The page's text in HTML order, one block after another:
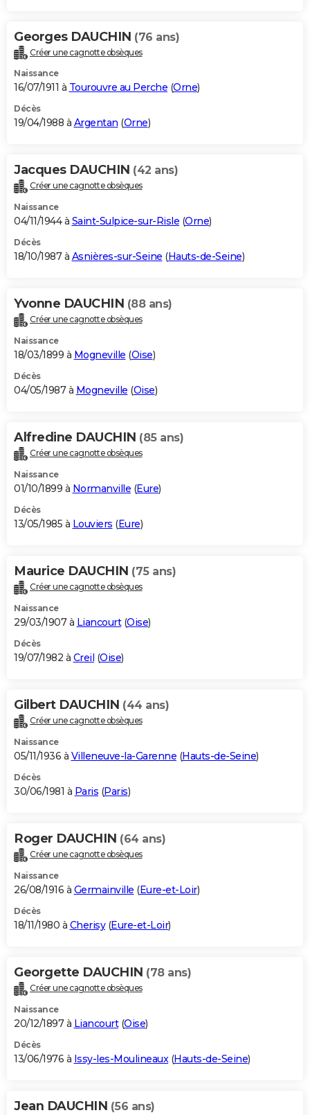
Georges DAUCHIN (76 ans)
Créer une cagnotte obsèques
Naissance
16/07/1911 à Tourouvre au Perche (Orne)
Décès
19/04/1988 à Argentan (Orne)
Jacques DAUCHIN (42 ans)
Créer une cagnotte obsèques
Naissance
04/11/1944 à Saint-Sulpice-sur-Risle (Orne)
Décès
18/10/1987 à Asnières-sur-Seine (Hauts-de-Seine)
Yvonne DAUCHIN (88 ans)
Créer une cagnotte obsèques
Naissance
18/03/1899 à Mogneville (Oise)
Décès
04/05/1987 à Mogneville (Oise)
Alfredine DAUCHIN (85 ans)
Créer une cagnotte obsèques
Naissance
01/10/1899 à Normanville (Eure)
Décès
13/05/1985 à Louviers (Eure)
Maurice DAUCHIN (75 ans)
Créer une cagnotte obsèques
Naissance
29/03/1907 à Liancourt(Oise)
Décès
19/07/1982 à Creil (Oise)
Gilbert DAUCHIN (44 ans)
Créer une cagnotte obsèques
Naissance
05/11/1936 à Villeneuve-la-Garenne (Hauts-de-Seine)
Décès
30/06/1981 à Paris (Paris)
Roger DAUCHIN (64 ans)
Créer une cagnotte obsèques
Naissance
26/08/1916 à Germainville (Eure-et-Loir)
Décès
18/11/1980 à Cherisy(Eure-et-Loir)
Georgette DAUCHIN (78 ans)
Créer une cagnotte obsèques
Naissance
20/12/1897 à Liancourt(Oise)
Décès
13/06/1976 à Issy-les-Moulineaux(Hauts-de-Seine)
Jean DAUCHIN (56 ans)